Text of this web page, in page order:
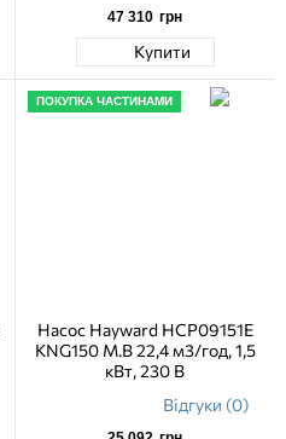
47 310 грн
Купити
ПОКУПКА ЧАСТИНАМИ
Насос Hayward HCP09151E
KNG150 M.B 22,4 м3/год, 1,5
кВт, 230 В
Відгуки (0)